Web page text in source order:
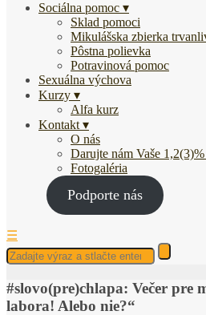
Sociálna pomoc
Sklad pomoci
Mikulášska zbierka
Pôstna polievka
Potravinová pomoc
Sexuálna výchova
Kurzy
Alfa kurz
Kontakt
O nás
Darujte nám Vaše
Fotogaléria
Podporte nás
☰
#slovo(pre)chlapa: Večer pre
labora! Alebo nie?“